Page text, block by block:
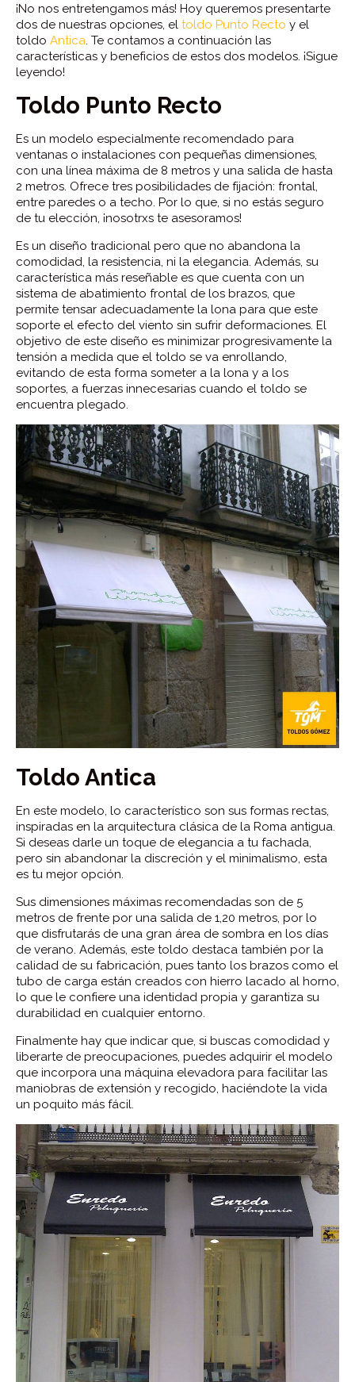
¡No nos entretengamos más! Hoy queremos presentarte
dos de nuestras opciones, el toldo Punto Recto y el
toldo Antica. Te contamos a continuación las
características y beneficios de estos dos modelos. ¡Sigue
leyendo!
Toldo Punto Recto
Es un modelo especialmente recomendado para
ventanas o instalaciones con pequeñas dimensiones,
con una línea máxima de 8 metros y una salida de hasta
2 metros. Ofrece tres posibilidades de fijación: frontal,
entre paredes o a techo. Por lo que, si no estás seguro
de tu elección, ¡nosotrxs te asesoramos!
Es un diseño tradicional pero que no abandona la
comodidad, la resistencia, ni la elegancia. Además, su
característica más reseñable es que cuenta con un
sistema de abatimiento frontal de los brazos, que
permite tensar adecuadamente la lona para que este
soporte el efecto del viento sin sufrir deformaciones. El
objetivo de este diseño es minimizar progresivamente la
tensión a medida que el toldo se va enrollando,
evitando de esta forma someter a la lona y a los
soportes, a fuerzas innecesarias cuando el toldo se
encuentra plegado.
Toldo Antica
En este modelo, lo característico son sus formas rectas,
inspiradas en la arquitectura clásica de la Roma antigua.
Si deseas darle un toque de elegancia a tu fachada,
pero sin abandonar la discreción y el minimalismo, esta
es tu mejor opción.
Sus dimensiones máximas recomendadas son de 5
metros de frente por una salida de 1,20 metros, por lo
que disfrutarás de una gran área de sombra en los días
de verano. Además, este toldo destaca también por la
calidad de su fabricación, pues tanto los brazos como el
tubo de carga están creados con hierro lacado al horno,
lo que le confiere una identidad propia y garantiza su
durabilidad en cualquier entorno.
Finalmente hay que indicar que, si buscas comodidad y
liberarte de preocupaciones, puedes adquirir el modelo
que incorpora una máquina elevadora para facilitar las
maniobras de extensión y recogido, haciéndote la vida
un poquito más fácil.